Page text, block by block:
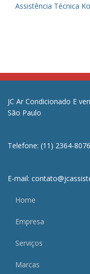
Assistência Técnica
JC Ar Condicionado E
São Paulo
Telefone: (11) 2364-8076
E-mail:
Home
Empresa
Serviços
Marcas